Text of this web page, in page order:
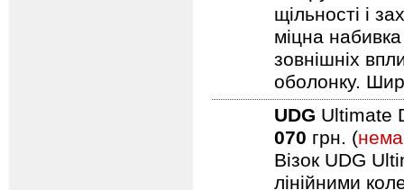
щільності і
міцна
зовнішніх
оболонку.
UDG Ultimate
070 грн. (
Візок UDG
лінійними